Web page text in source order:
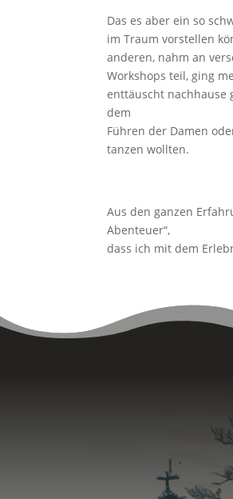
Das es aber ein so
im Traum vorstellen
anderen, nahm an
Workshops teil, ging
enttäuscht nachhause
dem
Führen der Damen
tanzen wollten.
Aus den ganzen
Abenteuer“,
dass ich mit dem